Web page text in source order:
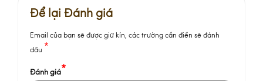
Để lại Đánh giá
Email của bạn sẽ được giữ kín, các trường cần điền sẽ đánh
dấu *
Đánh giá*